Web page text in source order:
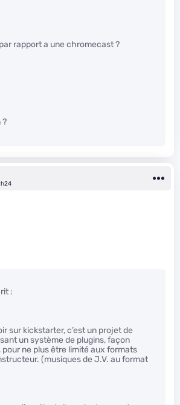
rapport a une chromecast ?
?
:
sur kickstarter, c’est un projet de
un système de plugins, façon
pour ne plus être limité aux formats
(musiques de J.V. au format